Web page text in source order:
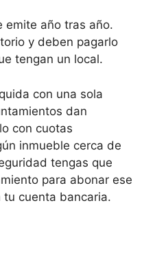
emite año tras año.
y deben pagarlo
tengan un local.
con una sola
dan
con cuotas
inmueble cerca de
tengas que
para abonar ese
cuenta bancaria.